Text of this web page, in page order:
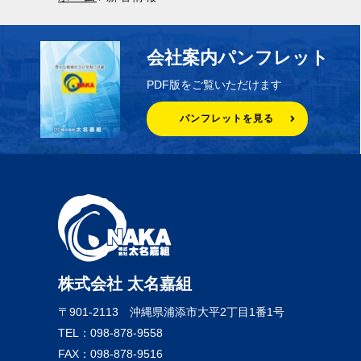
会社案内パンフレット
PDF版をご覧いただけます
パンフレットを見る
株式会社 太名嘉組
〒901-2113 沖縄県浦添市大平2丁目1番1号
TEL：098-878-9558
FAX：098-878-9516